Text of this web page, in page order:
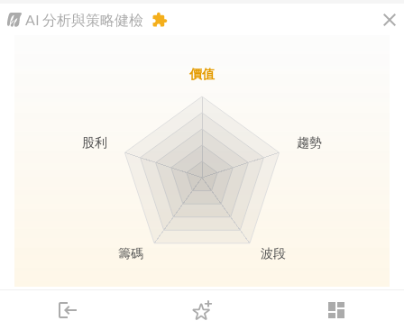
login dashboard
下單
AI 分析與策略健檢 close
extension
長線價值 存股收息
價值
趨勢
波段
籌碼
股利